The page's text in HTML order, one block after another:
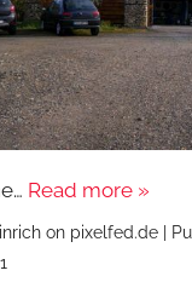
Read more »
on pixelfed.de |